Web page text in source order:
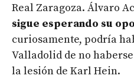
Real Zaragoza. Álvaro
sigue esperando su
curiosamente, podría
Valladolid de no
la lesión de Karl Hein.